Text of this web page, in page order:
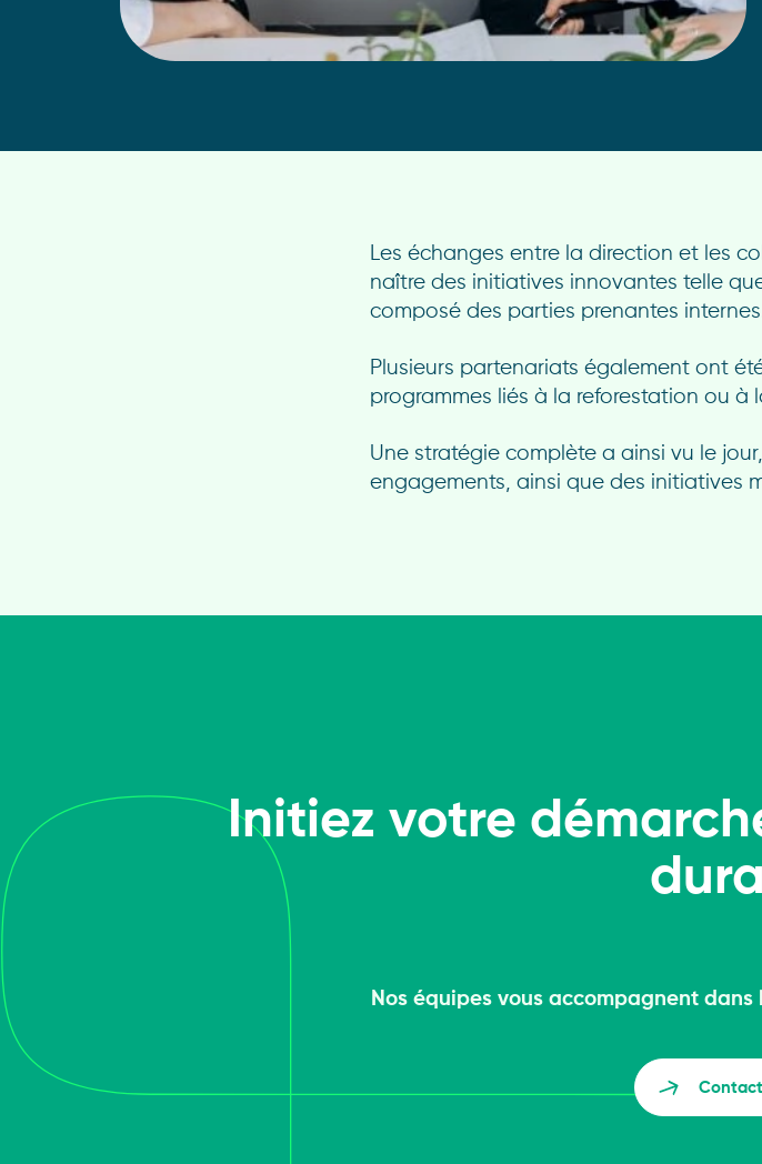
Les échanges entre la direction et les
naître des initiatives innovantes telle
composé des parties prenantes
Plusieurs partenariats également ont
programmes liés à la reforestation ou à
Une stratégie complète a ainsi vu le
engagements, ainsi que des initiatives
Initiez votre
Nos équipes vous accompagnent